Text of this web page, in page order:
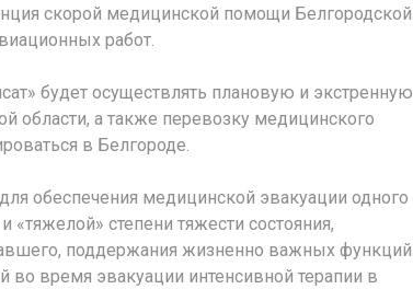
скорой медицинской помощи Белгородской
работ.
будет осуществлять плановую и экстренную
области, а также перевозку медицинского
в Белгороде.
обеспечения медицинской эвакуации одного
степени тяжести состояния,
поддержания жизненно важных функций
время эвакуации интенсивной терапии в